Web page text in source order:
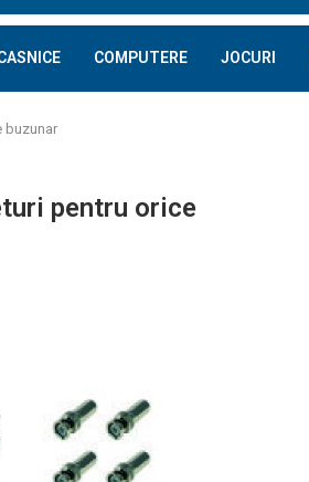
COMPUTERE JOCURI
buzunar
pentru orice